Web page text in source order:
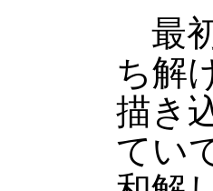
最
ち解
描き
てい